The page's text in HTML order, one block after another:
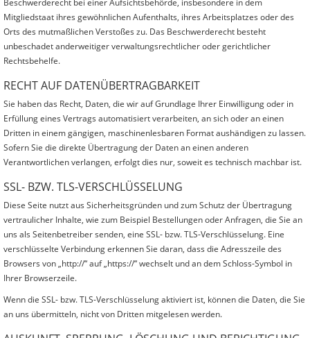
Beschwerderecht bei einer Aufsichtsbehörde, insbesondere in dem
Mitgliedstaat ihres gewöhnlichen Aufenthalts, ihres Arbeitsplatzes oder des
Orts des mutmaßlichen Verstoßes zu. Das Beschwerderecht besteht
unbeschadet anderweitiger verwaltungsrechtlicher oder gerichtlicher
Rechtsbehelfe.
RECHT AUF DATENÜBERTRAGBARKEIT
Sie haben das Recht, Daten, die wir auf Grundlage Ihrer Einwilligung oder in
Erfüllung eines Vertrags automatisiert verarbeiten, an sich oder an einen
Dritten in einem gängigen, maschinenlesbaren Format aushändigen zu lassen.
Sofern Sie die direkte Übertragung der Daten an einen anderen
Verantwortlichen verlangen, erfolgt dies nur, soweit es technisch machbar ist.
SSL- BZW. TLS-VERSCHLÜSSELUNG
Diese Seite nutzt aus Sicherheitsgründen und zum Schutz der Übertragung
vertraulicher Inhalte, wie zum Beispiel Bestellungen oder Anfragen, die Sie an
uns als Seitenbetreiber senden, eine SSL- bzw. TLS-Verschlüsselung. Eine
verschlüsselte Verbindung erkennen Sie daran, dass die Adresszeile des
Browsers von „http://“ auf „https://“ wechselt und an dem Schloss-Symbol in
Ihrer Browserzeile.
Wenn die SSL- bzw. TLS-Verschlüsselung aktiviert ist, können die Daten, die Sie
an uns übermitteln, nicht von Dritten mitgelesen werden.